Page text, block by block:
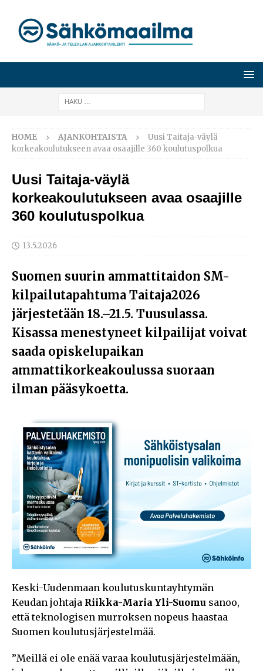
HOME AJANKOHTAISTA
Uusi Taitaja-väylä
korkeakoulutukseen avaa osaajille 360 koulutuspolkua
Uusi Taitaja-väylä
korkeakoulutukseen avaa osaajille
360 koulutuspolkua
13.5.2026
Suomen suurin ammattitaidon SM-
kilpailutapahtuma Taitaja2026
järjestetään 18.­–21.5. Tuusulassa.
Kisassa menestyneet kilpailijat voivat
saada opiskelupaikan
ammattikorkeakoulussa suoraan
ilman pääsykoetta.
Keski-Uudenmaan koulutuskuntayhtymän
Keudan johtaja Riikka-Maria Yli-Suomu sanoo,
että teknologisen murroksen nopeus haastaa
Suomen koulutusjärjestelmää.
”Meillä ei ole enää varaa koulutusjärjestelmään,